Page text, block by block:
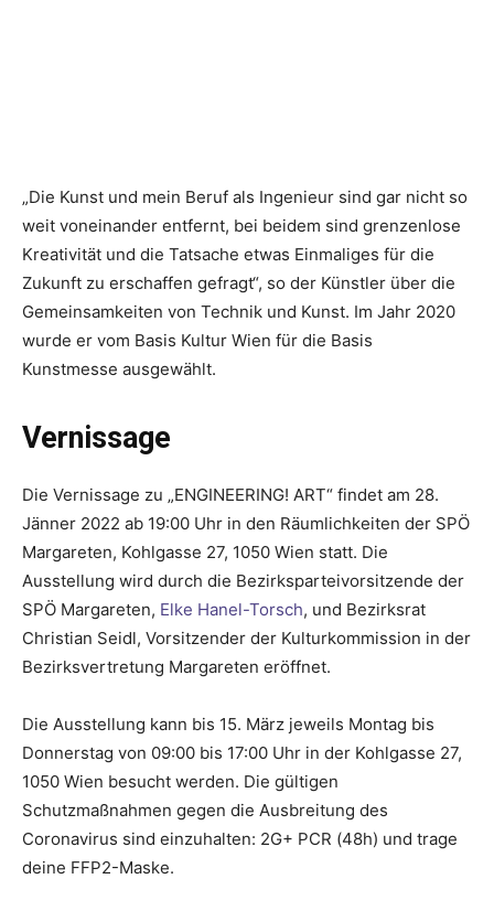
„Die Kunst und mein Beruf als Ingenieur sind gar nicht so
weit voneinander entfernt, bei beidem sind grenzenlose
Kreativität und die Tatsache etwas Einmaliges für die
Zukunft zu erschaffen gefragt“, so der Künstler über die
Gemeinsamkeiten von Technik und Kunst. Im Jahr 2020
wurde er vom Basis Kultur Wien für die Basis
Kunstmesse ausgewählt.
Vernissage
Die Vernissage zu „ENGINEERING! ART“ findet am 28.
Jänner 2022 ab 19:00 Uhr in den Räumlichkeiten der SPÖ
Margareten, Kohlgasse 27, 1050 Wien statt. Die
Ausstellung wird durch die Bezirksparteivorsitzende der
SPÖ Margareten, Elke Hanel-Torsch, und Bezirksrat
Christian Seidl, Vorsitzender der Kulturkommission in der
Bezirksvertretung Margareten eröffnet.
Die Ausstellung kann bis 15. März jeweils Montag bis
Donnerstag von 09:00 bis 17:00 Uhr in der Kohlgasse 27,
1050 Wien besucht werden. Die gültigen
Schutzmaßnahmen gegen die Ausbreitung des
Coronavirus sind einzuhalten: 2G+ PCR (48h) und trage
deine FFP2-Maske.